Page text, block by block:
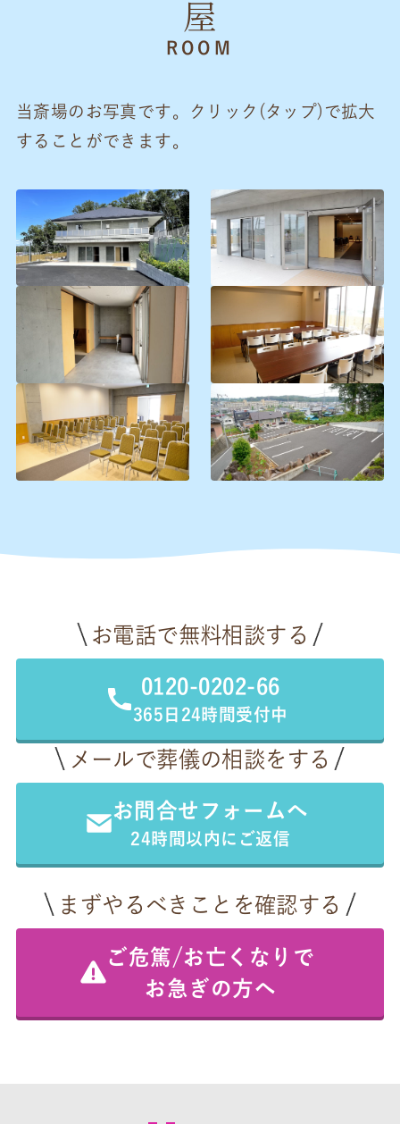
ROOM
当斎場のお写真です。クリック(タップ)で拡大
することができます。
お電話で無料相談する
0120-0202-66
365日24時間受付中
メールで葬儀の相談をする
お問合せフォームへ
24時間以内にご返信
まずやるべきことを確認する
ご危篤/お亡くなりで
お急ぎの方へ